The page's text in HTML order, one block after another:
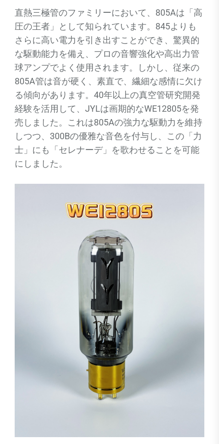
直熱三極管のファミリーにおいて、805Aは「高
圧の王者」として知られています。845よりも
さらに高い電力を引き出すことができ、驚異的
な駆動能力を備え、プロの音響強化や高出力管
球アンプでよく使用されます。しかし、従来の
805A管は音が硬く、素直で、繊細な感情に欠け
る傾向があります。40年以上の真空管研究開発
経験を活用して、JYLは画期的なWE12805を発
売しました。これは805Aの強力な駆動力を維持
しつつ、300Bの優雅な音色を付与し、この「力
士」にも「セレナーデ」を歌わせることを可能
にしました。